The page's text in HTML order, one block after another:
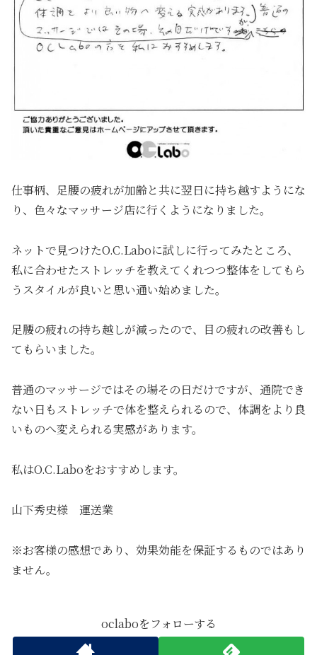
仕事柄、足腰の疲れが加齢と共に翌日に持ち越すようにな
り、色々なマッサージ店に行くようになりました。
ネットで見つけたO.C.Laboに試しに行ってみたところ、
私に合わせたストレッチを教えてくれつつ整体をしてもら
うスタイルが良いと思い通い始めました。
足腰の疲れの持ち越しが減ったので、目の疲れの改善もし
てもらいました。
普通のマッサージではその場その日だけですが、通院でき
ない日もストレッチで体を整えられるので、体調をより良
いものへ変えられる実感があります。
私はO.C.Laboをおすすめします。
山下秀史様 運送業
※お客様の感想であり、効果効能を保証するものではあり
ません。
oclaboをフォローする